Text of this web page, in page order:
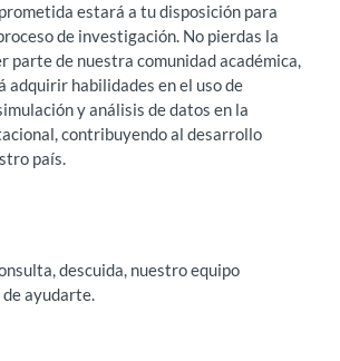
estará a tu disposición para
de investigación. No pierdas la
parte de nuestra comunidad académica,
adquirir habilidades en el uso de
y análisis de datos en la
contribuyendo al desarrollo
país.
descuida, nuestro equipo
ayudarte.